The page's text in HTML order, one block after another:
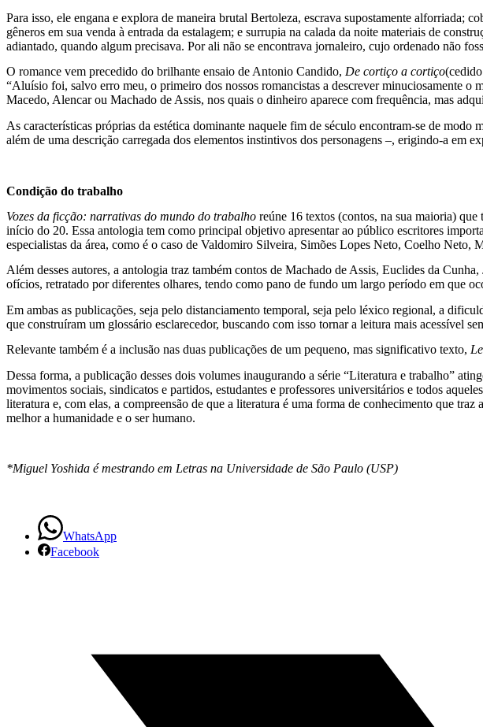
Para isso, ele engana e explora de maneira brutal Bertoleza, escrava supostamente alforriada;
gêneros em sua venda à entrada da estalagem; e surrupia na calada da noite materiais de
adiantado, quando algum precisava. Por ali não se encontrava jornaleiro, cujo ordenado não
O romance vem precedido do brilhante ensaio de Antonio Candido, De cortiço a cortiço
“Aluísio foi, salvo erro meu, o primeiro dos nossos romancistas a descrever minuciosamente
Macedo, Alencar ou Machado de Assis, nos quais o dinheiro aparece com frequência, mas
As características próprias da estética dominante naquele fim de século encontram-se de
além de uma descrição carregada dos elementos instintivos dos personagens –, erigindo-a em
Condição do trabalho
Vozes da ficção: narrativas do mundo do trabalho reúne 16 textos (contos, na sua maioria)
início do 20. Essa antologia tem como principal objetivo apresentar ao público escritores
especialistas da área, como é o caso de Valdomiro Silveira, Simões Lopes Neto, Coelho
Além desses autores, a antologia traz também contos de Machado de Assis, Euclides da
ofícios, retratado por diferentes olhares, tendo como pano de fundo um largo período em que
Em ambas as publicações, seja pelo distanciamento temporal, seja pelo léxico regional, a
que construíram um glossário esclarecedor, buscando com isso tornar a leitura mais acessível
Relevante também é a inclusão nas duas publicações de um pequeno, mas significativo texto,
Dessa forma, a publicação desses dois volumes inaugurando a série “Literatura e trabalho”
movimentos sociais, sindicatos e partidos, estudantes e professores universitários e todos
literatura e, com elas, a compreensão de que a literatura é uma forma de conhecimento que
melhor a humanidade e o ser humano.
*Miguel Yoshida é mestrando em Letras na Universidade de São Paulo (USP)
WhatsApp
Facebook